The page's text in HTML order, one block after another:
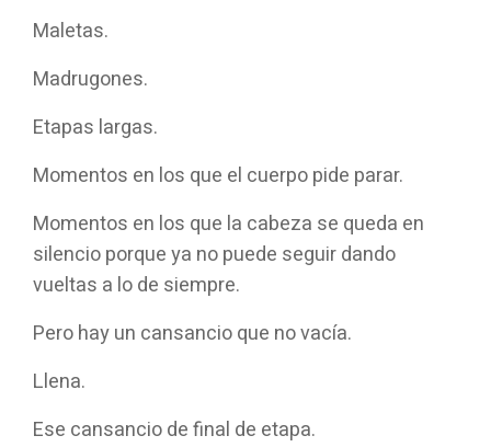
Maletas.
Madrugones.
Etapas largas.
Momentos en los que el cuerpo pide parar.
Momentos en los que la cabeza se queda en
silencio porque ya no puede seguir dando
vueltas a lo de siempre.
Pero hay un cansancio que no vacía.
Llena.
Ese cansancio de final de etapa.